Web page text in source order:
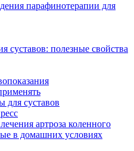
парафинотерапии для
суставов: полезные свойства
суставов
артроза коленного
в домашних условиях